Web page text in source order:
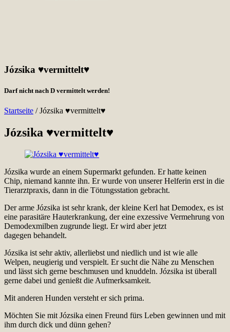
Józsika ♥vermittelt♥
Darf nicht nach D vermittelt werden!
Startseite /Józsika ♥vermittelt♥
Józsika ♥vermittelt♥
Józsika wurde an einem Supermarkt gefunden. Er hatte keinen
Chip, niemand kannte ihn. Er wurde von unserer Helferin erst in die
Tierarztpraxis, dann in die Tötungsstation gebracht.
Der arme Józsika ist sehr krank, der kleine Kerl hat Demodex, es ist
eine parasitäre Hauterkrankung, der eine exzessive Vermehrung von
Demodexmilben zugrunde liegt. Er wird aber jetzt
dagegen behandelt.
Józsika ist sehr aktiv, allerliebst und niedlich und ist wie alle
Welpen, neugierig und verspielt. Er sucht die Nähe zu Menschen
und lässt sich gerne beschmusen und knuddeln. Józsika ist überall
gerne dabei und genießt die Aufmerksamkeit.
Mit anderen Hunden versteht er sich prima.
Möchten Sie mit Józsika einen Freund fürs Leben gewinnen und mit
ih​m durch dick und dünn gehen?